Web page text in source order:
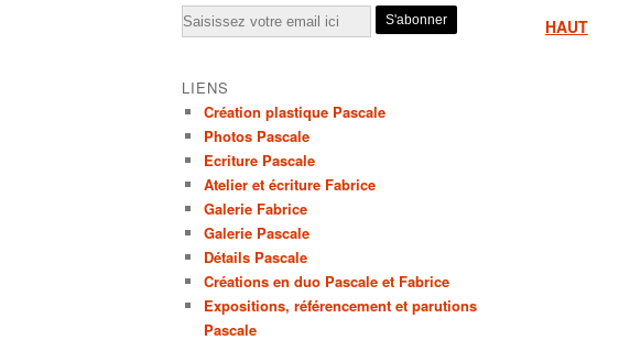
HAUT
Email
LIENS
Création plastique Pascale
Photos Pascale
Ecriture Pascale
Atelier et écriture Fabrice
Galerie Fabrice
Galerie Pascale
Détails Pascale
Créations en duo Pascale et Fabrice
Expositions, référencement et parutions
Pascale